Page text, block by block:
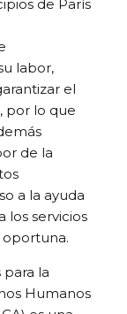
de París
labor,
el
por lo que
de la
a la ayuda
los servicios
oportuna.
la
Humanos